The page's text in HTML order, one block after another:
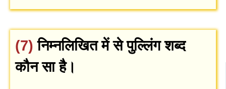
(7)निम्‍नलिखित में से पुल्लिंग शब्‍द
कौन सा है।